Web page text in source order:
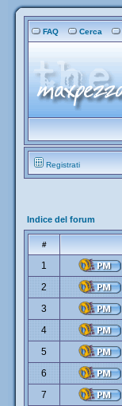
FAQ Cerca
Registrati
Indice del forum
#
1
2
3
4
5
6
7